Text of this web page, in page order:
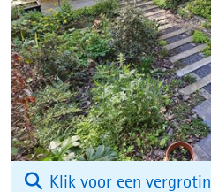
Klik voor een